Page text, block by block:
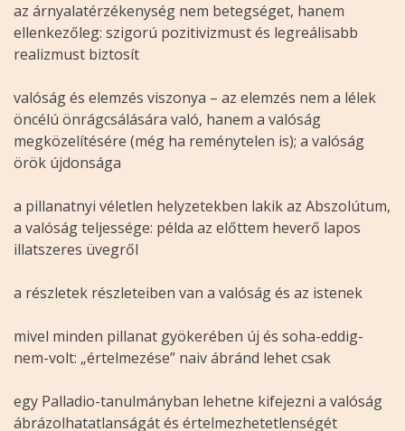
az árnyalatérzékenység nem betegséget, hanem
ellenkezőleg: szigorú pozitivizmust és legreálisabb
realizmust biztosít
valóság és elemzés viszonya – az elemzés nem a lélek
öncélú önrágcsálására való, hanem a valóság
megközelítésére (még ha reménytelen is); a valóság
örök újdonsága
a pillanatnyi véletlen helyzetekben lakik az Abszolútum,
a valóság teljessége: példa az előttem heverő lapos
illatszeres üvegről
a részletek részleteiben van a valóság és az istenek
mivel minden pillanat gyökerében új és soha-eddig-
nem-volt: „értelmezése” naiv ábránd lehet csak
egy Palladio-tanulmányban lehetne kifejezni a valóság
ábrázolhatatlanságát és értelmezhetetlenségét